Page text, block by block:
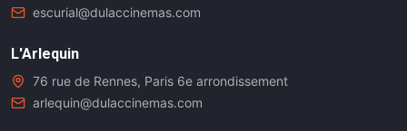
escurial@dulaccinemas.com
L'Arlequin
76 rue de Rennes, Paris 6e arrondissement
arlequin@dulaccinemas.com